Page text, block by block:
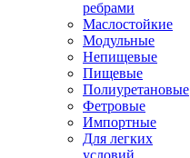
ребрами
Маслостойкие
Модульные
Непищевые
Пищевые
Полиуретановые
Фетровые
Импортные
Для легких
условий